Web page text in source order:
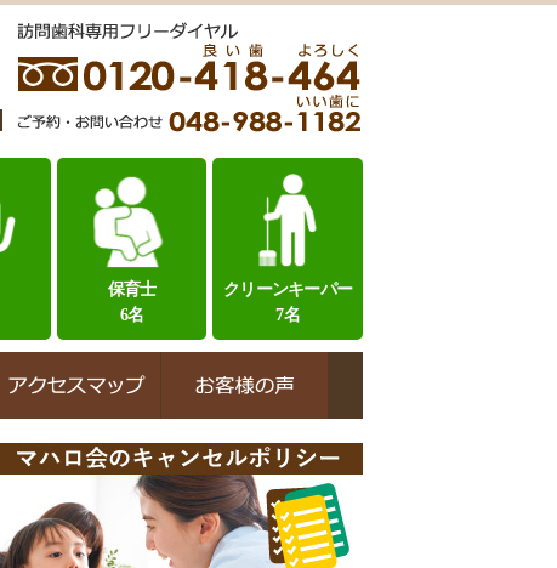
保育士
6名
クリーンキーパー
7名